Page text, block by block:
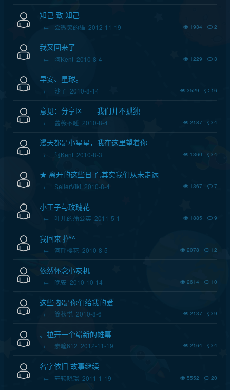
知己 致 知己
← 会微笑的猫 2012-11-19 1934 2
我又回来了
← 阿Kent 2010-8-4 1229 3
早安、星球。
← 沙子 2010-8-14 3529 16
意见：分享区——我们并不孤独
← 蔷薇不睡 2010-8-4 2187 4
漫天都是小星星，我在这里望着你
← 阿Kent 2010-8-3 1360 4
★ 离开的这些日子,其实我们从未走远
← SellerViki 2010-8-4 1367 7
小王子与玫瑰花
← 叶儿的蒲公英 2011-5-1 1885 9
我回来啦^^
← 河畔樱花 2010-8-5 2078 12
依然怀念小灰机
← 晚安 2010-10-14 2614 10
这些 都是你们给我的爱
← 简秋悦 2010-8-6 2137 9
、拉开一个崭新的帷幕
← 素瞳612 2012-11-19 2164 4
名字依旧 故事继续
← 轩辕晓璟 2011-1-19 5552 20